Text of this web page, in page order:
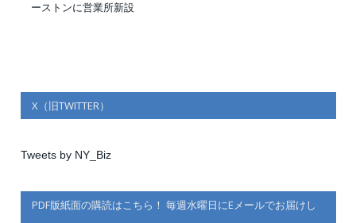
ーストンに営業所新設
X（旧TWITTER）
Tweets by NY_Biz
PDF版紙面の購読はこちら！ 毎週水曜日にEメールでお届けし